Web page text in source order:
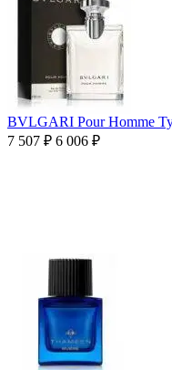
BVLGARI Pour Homme
7 507 ₽ 6 006 ₽